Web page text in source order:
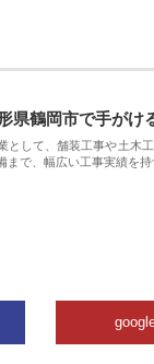
県鶴岡市で手がけ
として、舗装工事や土木
まで、幅広い工事実績を